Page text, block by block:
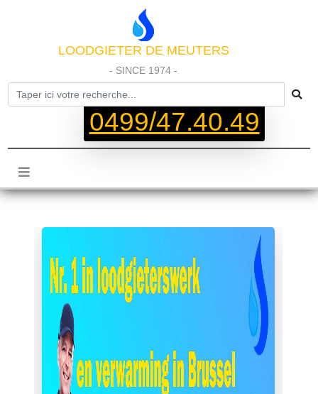
LOODGIETER DE MEUTERS
- SINCE 1974 -
0499/47.40.49